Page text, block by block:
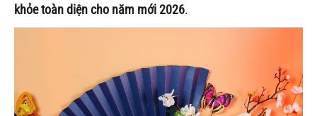
khỏe toàn diện cho năm mới 2026.